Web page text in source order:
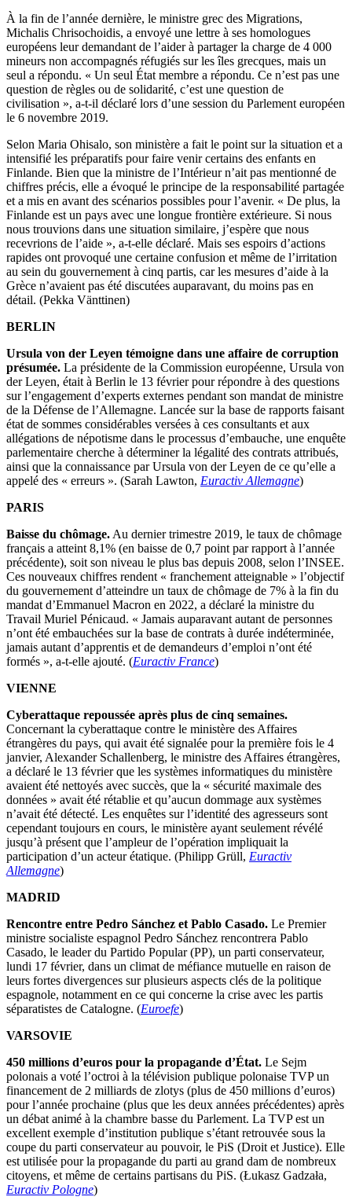
À la fin de l’année dernière, le ministre grec des Migrations,
Michalis Chrisochoidis, a envoyé une lettre à ses homologues
européens leur demandant de l’aider à partager la charge de 4 000
mineurs non accompagnés réfugiés sur les îles grecques, mais un
seul a répondu. « Un seul État membre a répondu. Ce n’est pas une
question de règles ou de solidarité, c’est une question de
civilisation », a-t-il déclaré lors d’une session du Parlement européen
le 6 novembre 2019.
Selon Maria Ohisalo, son ministère a fait le point sur la situation et a
intensifié les préparatifs pour faire venir certains des enfants en
Finlande. Bien que la ministre de l’Intérieur n’ait pas mentionné de
chiffres précis, elle a évoqué le principe de la responsabilité partagée
et a mis en avant des scénarios possibles pour l’avenir. « De plus, la
Finlande est un pays avec une longue frontière extérieure. Si nous
nous trouvions dans une situation similaire, j’espère que nous
recevrions de l’aide », a-t-elle déclaré. Mais ses espoirs d’actions
rapides ont provoqué une certaine confusion et même de l’irritation
au sein du gouvernement à cinq partis, car les mesures d’aide à la
Grèce n’avaient pas été discutées auparavant, du moins pas en
détail. (Pekka Vänttinen)
BERLIN
Ursula von der Leyen témoigne dans une affaire de corruption
présumée. La présidente de la Commission européenne, Ursula von
der Leyen, était à Berlin le 13 février pour répondre à des questions
sur l’engagement d’experts externes pendant son mandat de ministre
de la Défense de l’Allemagne. Lancée sur la base de rapports faisant
état de sommes considérables versées à ces consultants et aux
allégations de népotisme dans le processus d’embauche, une enquête
parlementaire cherche à déterminer la légalité des contrats attribués,
ainsi que la connaissance par Ursula von der Leyen de ce qu’elle a
appelé des « erreurs ». (Sarah Lawton, Euractiv Allemagne)
PARIS
Baisse du chômage. Au dernier trimestre 2019, le taux de chômage
français a atteint 8,1% (en baisse de 0,7 point par rapport à l’année
précédente), soit son niveau le plus bas depuis 2008, selon l’INSEE.
Ces nouveaux chiffres rendent « franchement atteignable » l’objectif
du gouvernement d’atteindre un taux de chômage de 7% à la fin du
mandat d’Emmanuel Macron en 2022, a déclaré la ministre du
Travail Muriel Pénicaud. « Jamais auparavant autant de personnes
n’ont été embauchées sur la base de contrats à durée indéterminée,
jamais autant d’apprentis et de demandeurs d’emploi n’ont été
formés », a-t-elle ajouté. (Euractiv France)
VIENNE
Cyberattaque repoussée après plus de cinq semaines.
Concernant la cyberattaque contre le ministère des Affaires
étrangères du pays, qui avait été signalée pour la première fois le 4
janvier, Alexander Schallenberg, le ministre des Affaires étrangères,
a déclaré le 13 février que les systèmes informatiques du ministère
avaient été nettoyés avec succès, que la « sécurité maximale des
données » avait été rétablie et qu’aucun dommage aux systèmes
n’avait été détecté. Les enquêtes sur l’identité des agresseurs sont
cependant toujours en cours, le ministère ayant seulement révélé
jusqu’à présent que l’ampleur de l’opération impliquait la
participation d’un acteur étatique. (Philipp Grüll, Euractiv
Allemagne)
MADRID
Rencontre entre Pedro Sánchez et Pablo Casado. Le Premier
ministre socialiste espagnol Pedro Sánchez rencontrera Pablo
Casado, le leader du Partido Popular (PP), un parti conservateur,
lundi 17 février, dans un climat de méfiance mutuelle en raison de
leurs fortes divergences sur plusieurs aspects clés de la politique
espagnole, notamment en ce qui concerne la crise avec les partis
séparatistes de Catalogne. (Euroefe)
VARSOVIE
450 millions d’euros pour la propagande d’État. Le Sejm
polonais a voté l’octroi à la télévision publique polonaise TVP un
financement de 2 milliards de zlotys (plus de 450 millions d’euros)
pour l’année prochaine (plus que les deux années précédentes) après
un débat animé à la chambre basse du Parlement. La TVP est un
excellent exemple d’institution publique s’étant retrouvée sous la
coupe du parti conservateur au pouvoir, le PiS (Droit et Justice). Elle
est utilisée pour la propagande du parti au grand dam de nombreux
citoyens, et même de certains partisans du PiS. (Łukasz Gadzała,
Euractiv Pologne)